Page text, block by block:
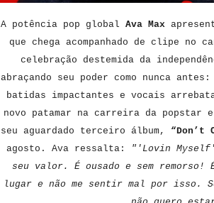
A potência pop global Ava Max
que chega acompanhado de clipe no
celebração destemida da
abraçando seu poder como nunca
batidas impactantes e vocais
novo patamar na carreira da popstar
seu aguardado terceiro álbum, “Don’t
agosto. Ava ressalta:
"' Lovin
seu valor. É ousado e sem remorso!
lugar e não me sentir mal por isso.